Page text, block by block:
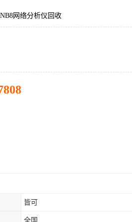
网络分析仪回收
皆可
全国